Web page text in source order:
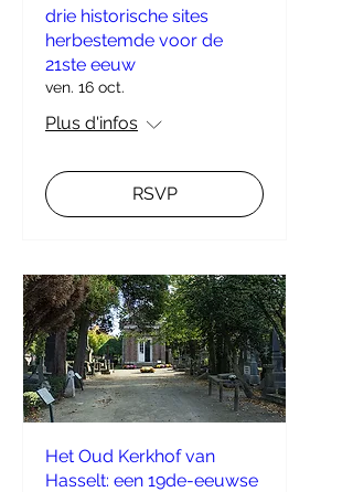
drie historische sites
herbestemde voor de
21ste eeuw
ven. 16 oct.
Plus d'infos
RSVP
Het Oud Kerkhof van
Hasselt: een 19de-eeuwse